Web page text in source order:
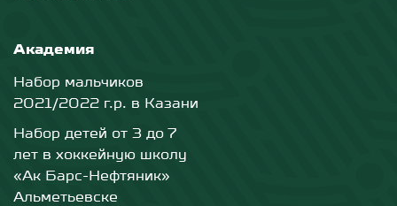
Академия
Набор мальчиков
2021/2022 г.р. в Казани
Набор детей от 3 до 7
лет в хоккейную школу
«Ак Барс-Нефтяник»
Альметьевске